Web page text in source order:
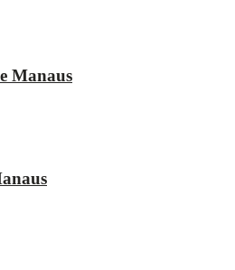
Manaus